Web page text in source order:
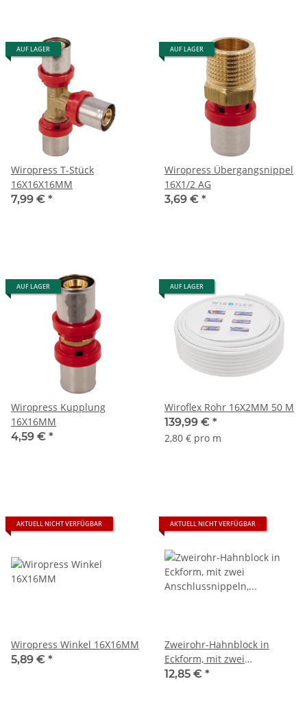
AUF LAGER
Wiropress T-Stück
16X16X16MM
7,99 € *
AUF LAGER
Wiropress Übergangsnippel
16X1/2 AG
3,69 € *
AUF LAGER
Wiropress Kupplung
16X16MM
4,59 € *
AUF LAGER
Wiroflex Rohr 16X2MM 50 M
139,99 € *
2,80 € pro m
AKTUELL NICHT VERFÜGBAR
Wiropress Winkel 16X16MM
5,89 € *
AKTUELL NICHT VERFÜGBAR
Zweirohr-Hahnblock in
Eckform, mit zwei
Anschlussnippeln, 1/2" x
12,85 € *